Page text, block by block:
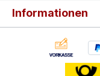
Informationen